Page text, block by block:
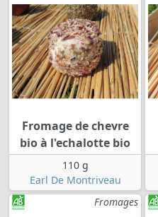
Fromage de chevre
bio à l'echalotte bio
110 g
Earl De Montriveau
Fromages